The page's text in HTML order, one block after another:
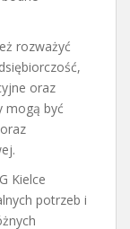
rozważyć
oraz
mogą być
Kielce
potrzeb i